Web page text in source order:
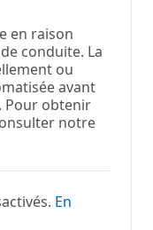
en raison
conduite. La
ou
avant
Pour obtenir
notre
En